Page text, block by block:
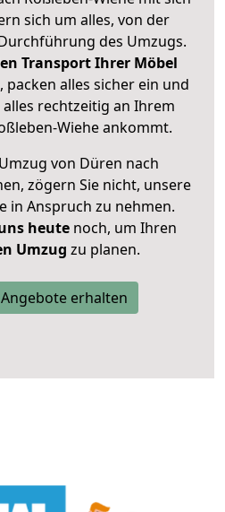
sich um alles, von der
des Umzugs.
Transport Ihrer Möbel
, packen alles sicher ein und
rechtzeitig an Ihrem
Wiehe ankommt.
von Düren nach
zögern Sie nicht, unsere
in Anspruch zu nehmen.
heutenoch, um Ihren
Umzug zu planen.
erhalten